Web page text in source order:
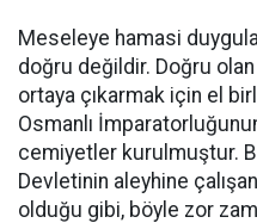
Meseleye hamasi
doğru değildir. Doğru
ortaya çıkarmak için el
Osmanlı
cemiyetler kurulmuştur.
Devletinin aleyhine
olduğu gibi, böyle zor